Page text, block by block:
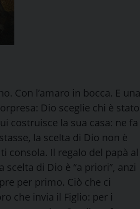
Con l’amaro in bocca. E una
Dio sceglie chi è stato
costruisce la sua casa: ne fa
la scelta di Dio non è
consola. Il regalo del papà al
di Dio è “a priori”, anzi
per primo. Ciò che ci
che invia il Figlio: per i